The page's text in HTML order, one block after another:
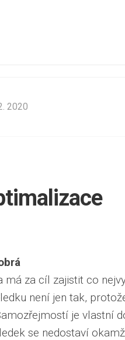
2020
má za cíl zajistit co
není jen tak,
je vlastní
se nedostaví